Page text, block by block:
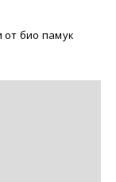
от био памук